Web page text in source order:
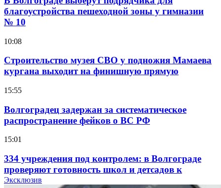
благоустройства пешеходной зоны у гимназии
№ 10
10:08
Строительство музея СВО у подножия Мамаева
кургана выходит на финишную прямую
15:55
Волгоградец задержан за систематическое
распространение фейков о ВС РФ
15:01
334 учреждения под контролем: в Волгограде
проверяют готовность школ и детсадов к
учебному году
Эксклюзив